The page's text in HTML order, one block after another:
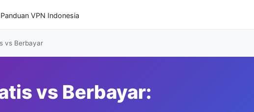
VPN Indonesia
vs Berbayar
vs Berbayar: